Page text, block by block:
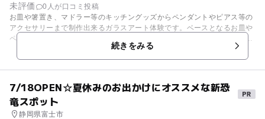
未評価
0人が口コミ投稿
お皿や箸置き、マドラー等のキッチングッズからペンダントやピアス等の
アクセサリーまで制作出来るガラスアート体験です。ベースとなるお皿や
ペンダントに自分の好きな色や形のガラスをデザインし、フュージングと
言う手法で作品を作り上げていきます。高熱で溶かして貼り付けるこの手
法は、工房のスタッフが行ってくれます。ガラスの上にガラスを乗せると
で、じっくり作成する事が出来ます。 他にもグラスに彫刻するサンドブラ
ストの体験もできます。同じ形のグラスでも、家族で違ったデザインが出
来るはず。どちらも小さなお子さん体験できます。 自分で作ったガラスア
ートは、一生の宝物になるくらい美しい作品になるはずです！
続きをみる
7/18OPEN☆夏休みのお出かけにオススメな新恐
竜スポット
静岡県富士市